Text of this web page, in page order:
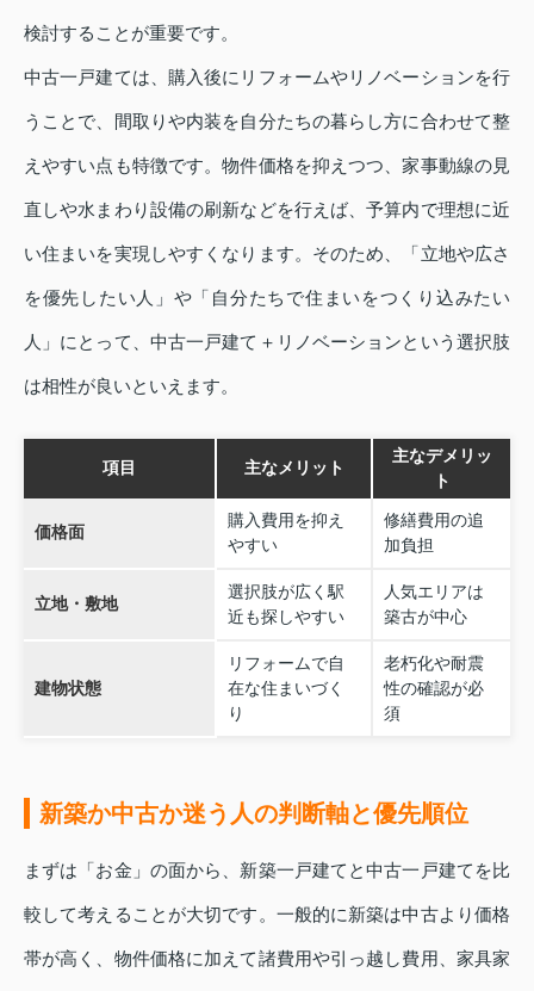
検討することが重要です。
中古一戸建ては、購入後にリフォームやリノベーションを行
うことで、間取りや内装を自分たちの暮らし方に合わせて整
えやすい点も特徴です。物件価格を抑えつつ、家事動線の見
直しや水まわり設備の刷新などを行えば、予算内で理想に近
い住まいを実現しやすくなります。そのため、「立地や広さ
を優先したい人」や「自分たちで住まいをつくり込みたい
人」にとって、中古一戸建て＋リノベーションという選択肢
は相性が良いといえます。
項目 主なメリット
主なデメリッ
ト
価格面
購入費用を抑え
やすい
修繕費用の追
加負担
立地・敷地
選択肢が広く駅
近も探しやすい
人気エリアは
築古が中心
建物状態
リフォームで自
在な住まいづく
り
老朽化や耐震
性の確認が必
須
新築か中古か迷う人の判断軸と優先順位
まずは「お金」の面から、新築一戸建てと中古一戸建てを比
較して考えることが大切です。一般的に新築は中古より価格
帯が高く、物件価格に加えて諸費用や引っ越し費用、家具家